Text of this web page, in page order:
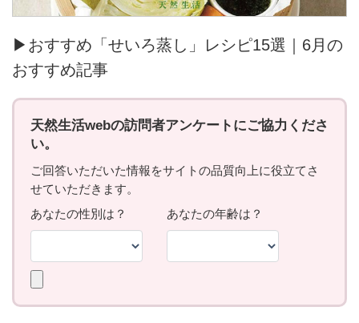
▶おすすめ「せいろ蒸し」レシピ15選｜6月の
おすすめ記事